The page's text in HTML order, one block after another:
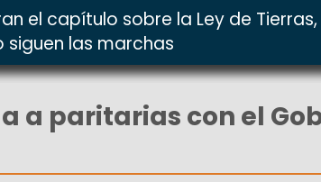
el capítulo sobre la Ley de Tierras,
siguen las marchas
a paritarias con el